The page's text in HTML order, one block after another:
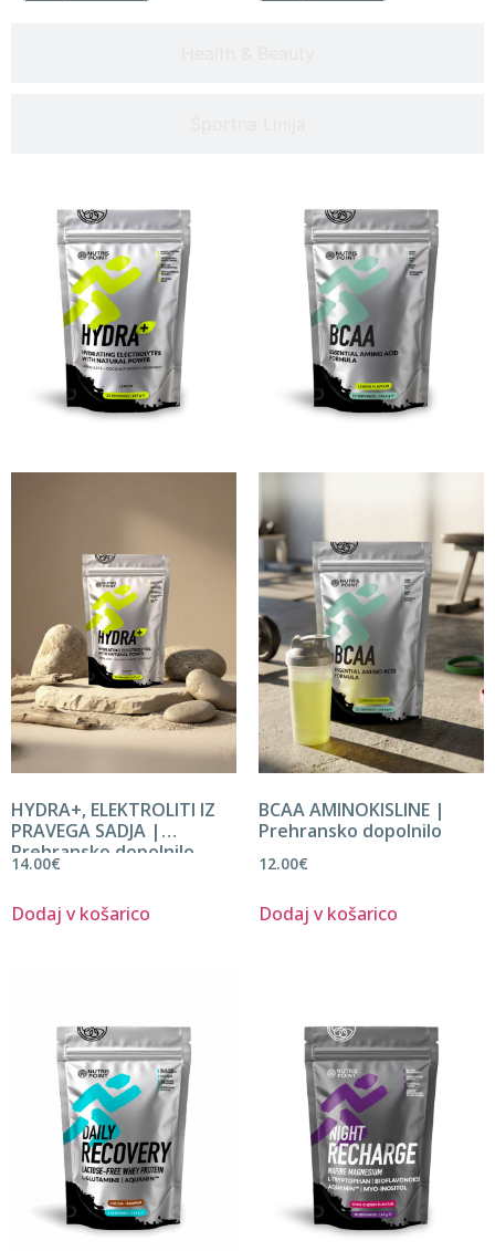
HYDRA+, ELEKTROLITI IZ
PRAVEGA SADJA |
Prehransko dopolnilo
14.00€
Dodaj v košarico
BCAA AMINOKISLINE |
Prehransko dopolnilo
12.00€
Dodaj v košarico